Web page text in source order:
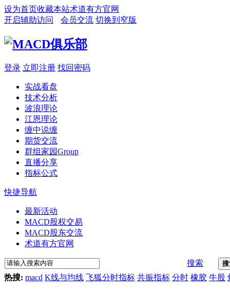
设为首页收藏本站术道有方官网
开启辅助访问
会员交流 切换到窄版
登录 立即注册 找回密码
实战看盘
技术分析
波浪理论
江恩理论
缠中说缠
期货交流
群组家园Group
直播分享
指标公式
快捷导航
最新活动
MACD股权交易
MACD股东交流
术道有方官网
搜索
热搜: macd K线与均线 飞狐分时指标 共振指标 分时 橡胶 牛股